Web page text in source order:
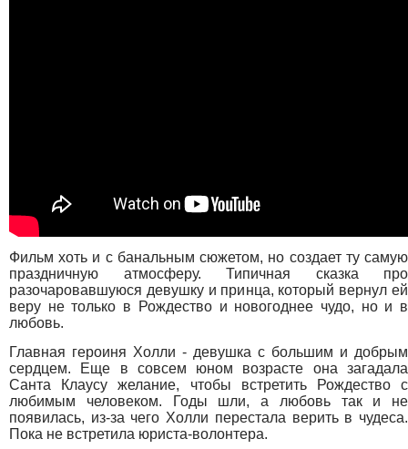
Фильм хоть и с банальным сюжетом, но создает ту самую
праздничную атмосферу. Типичная сказка про
разочаровавшуюся девушку и принца, который вернул ей
веру не только в Рождество и новогоднее чудо, но и в
любовь.
Главная героиня Холли - девушка с большим и добрым
сердцем. Еще в совсем юном возрасте она загадала
Санта Клаусу желание, чтобы встретить Рождество с
любимым человеком. Годы шли, а любовь так и не
появилась, из-за чего Холли перестала верить в чудеса.
Пока не встретила юриста-волонтера.